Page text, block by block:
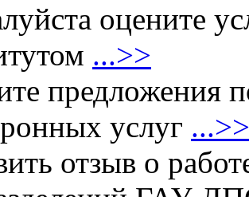
оцените
...>>
предложения
услуг ...>>
отзыв о